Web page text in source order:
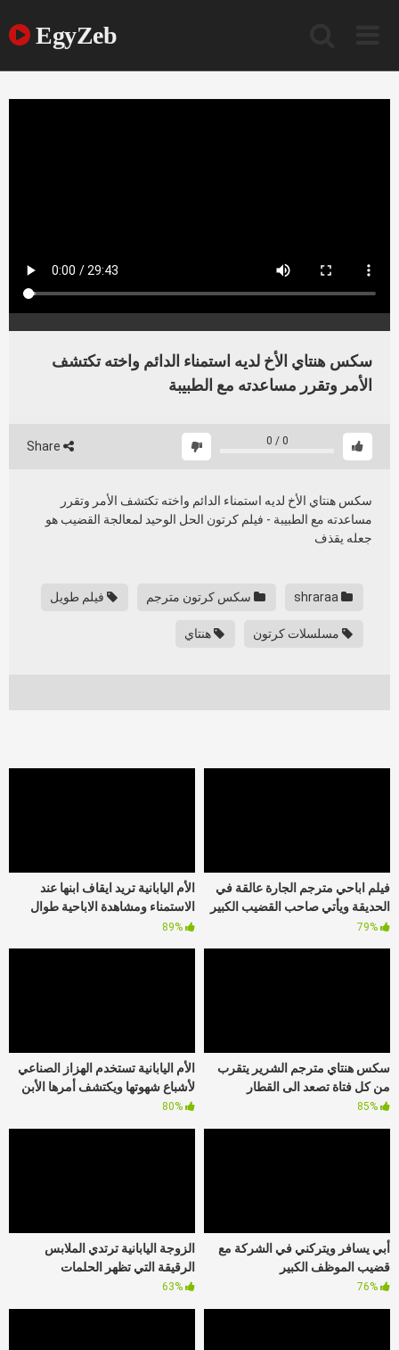
EgyZeb
سكس هنتاي الأخ لديه استمناء الدائم واخته تكتشف
الأمر وتقرر مساعدته مع الطبيبة
0
/
0
سكس هنتاي الأخ لديه استمناء الدائم واخته تكتشف الأمر وتقرر
مساعدته مع الطبيبة - فيلم كرتون الحل الوحيد لمعالجة القضيب هو
جعله يقذف
سكس كرتون مترجم فيلم طويل
مسلسلات كرتون هنتاي
الأم اليابانية تريد ايقاف ابنها عند
الاستمناء ومشاهدة الاباحية طوال
الوقت
فيلم اباحي مترجم الجارة عالقة في
الحديقة ويأتي صاحب القضيب الكبير
لمساعدتها
الأم اليابانية تستخدم الهزاز الصناعي
لأشباع شهوتها ويكتشف أمرها الأبن
سكس هنتاي مترجم الشرير يتقرب
من كل فتاة تصعد الى القطار
الزوجة اليابانية ترتدي الملابس
الرقيقة التي تظهر الحلمات
أبي يسافر ويتركني في الشركة مع
قضيب الموظف الكبير